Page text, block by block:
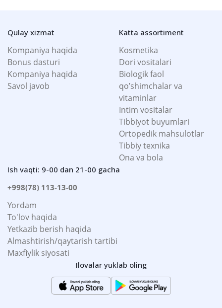
Qulay xizmat
Kompaniya haqida
Bonus dasturi
Kompaniya haqida
Savol javob
Katta assortiment
Kosmetika
Dori vositalari
Biologik faol
qo’shimchalar va
vitaminlar
Intim vositalar
Tibbiyot buyumlari
Ortopedik mahsulotlar
Tibbiy texnika
Ona va bola
Ish vaqti: 9-00 dan 21-00 gacha
+998(78) 113-13-00
Yordam
To'lov haqida
Yetkazib berish haqida
Almashtirish/qaytarish tartibi
Maxfiylik siyosati
Ilovalar yuklab oling